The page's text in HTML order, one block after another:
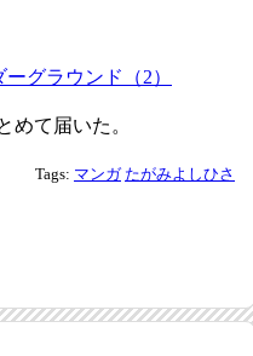
ーグラウンド（2）
めて届いた。
Tags: マンガ たがみよしひさ